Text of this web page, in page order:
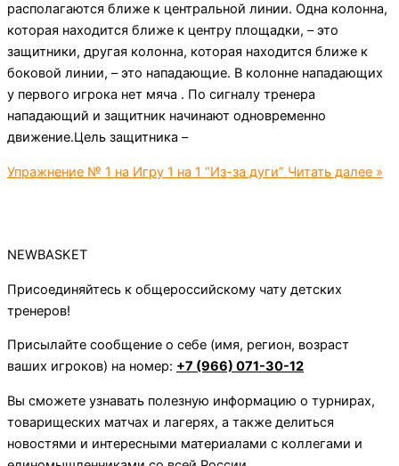
располагаются ближе к центральной линии. Одна колонна,
которая находится ближе к центру площадки, – это
защитники, другая колонна, которая находится ближе к
боковой линии, – это нападающие. В колонне нападающих
у первого игрока нет мяча . По сигналу тренера
нападающий и защитник начинают одновременно
движение.Цель защитника –
Упражнение № 1 на Игру 1 на 1 “Из-за дуги” Читать далее »
NEWBASKET
Присоединяйтесь к общероссийскому чату детских
тренеров!
Присылайте сообщение о себе (имя, регион, возраст
ваших игроков) на номер: +7 (966) 071-30-12
Вы сможете узнавать полезную информацию о турнирах,
товарищеских матчах и лагерях, а также делиться
новостями и интересными материалами с коллегами и